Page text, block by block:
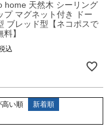
home 天然木 シーリング
プ マグネット付き ドー
ブレッド型【ネコポスで
】
込
高い順
新着順